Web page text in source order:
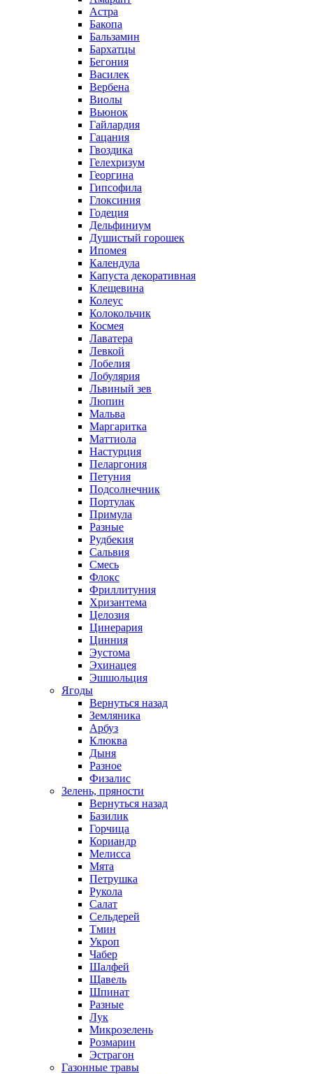
Астра
Бакопа
Бальзамин
Бархатцы
Бегония
Василек
Вербена
Виолы
Вьюнок
Гайлардия
Гацания
Гвоздика
Гелехризум
Георгина
Гипсофила
Глоксиния
Годеция
Дельфиниум
Душистый горошек
Ипомея
Календула
Капуста декоративная
Клещевина
Колеус
Колокольчик
Космея
Лаватера
Левкой
Лобелия
Лобулярия
Львиный зев
Люпин
Мальва
Маргаритка
Маттиола
Настурция
Пеларгония
Петуния
Подсолнечник
Портулак
Примула
Разные
Рудбекия
Сальвия
Смесь
Флокс
Фриллитуния
Хризантема
Целозия
Цинерария
Цинния
Эустома
Эхинацея
Эшшольция
Ягоды
Вернуться назад
Земляника
Арбуз
Клюква
Дыня
Разное
Физалис
Зелень, пряности
Вернуться назад
Базилик
Горчица
Кориандр
Мелисса
Мята
Петрушка
Рукола
Салат
Сельдерей
Тмин
Укроп
Чабер
Шалфей
Щавель
Шпинат
Разные
Лук
Микрозелень
Розмарин
Эстрагон
Газонные травы